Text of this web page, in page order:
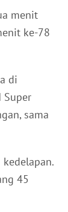
menit
ke-78
di
Super
sama
45